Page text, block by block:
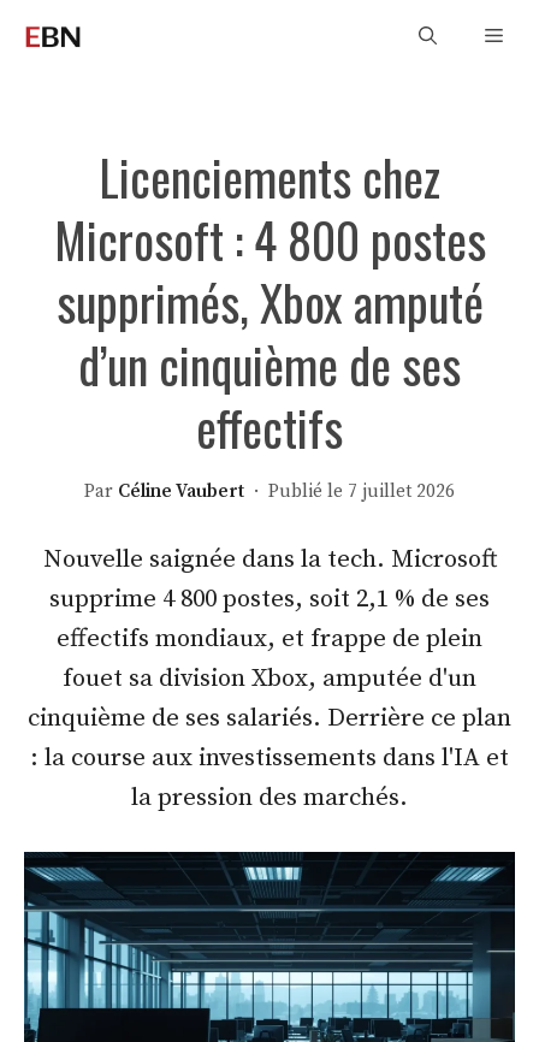
Licenciements chez
Microsoft : 4 800 postes
supprimés, Xbox amputé
d’un cinquième de ses
effectifs
Par Céline Vaubert · Publié le 7 juillet 2026
Nouvelle saignée dans la tech. Microsoft
supprime 4 800 postes, soit 2,1 % de ses
effectifs mondiaux, et frappe de plein
fouet sa division Xbox, amputée d'un
cinquième de ses salariés. Derrière ce plan
: la course aux investissements dans l'IA et
la pression des marchés.